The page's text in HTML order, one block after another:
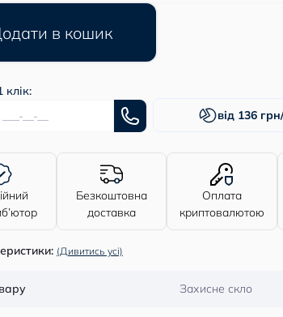
в кошик
клік:
від 136
Безкоштовна
доставка
Оплата
криптовалютою
(Дивитись усі)
Захисне скло